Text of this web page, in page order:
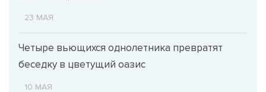
23 МАЯ
Четыре вьющихся однолетника превратят
беседку в цветущий оазис
10 МАЯ